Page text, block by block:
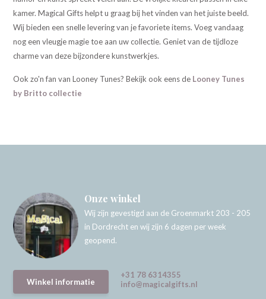
kamer. Magical Gifts helpt u graag bij het vinden van het juiste beeld.
Wij bieden een snelle levering van je favoriete items. Voeg vandaag
nog een vleugje magie toe aan uw collectie. Geniet van de tijdloze
charme van deze bijzondere kunstwerkjes.
Ook zo'n fan van Looney Tunes? Bekijk ook eens de Looney Tunes
by Britto collectie
Onze winkel
Wij zijn gevestigd aan de Groenmarkt 203 - 205
in Dordrecht en wij zijn 6 dagen per week
geopend.
Winkel informatie
+31 78 6314355
info@magicalgifts.nl